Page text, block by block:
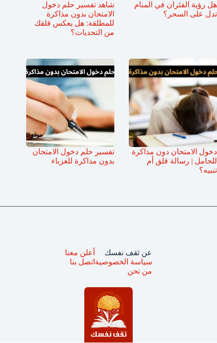
هل رؤية الفئران في المنام
تدل على السحر؟
شاهد تفسير حلم دخول
الامتحان بدون مذاكرة
للمطلقة: هل يعكس قلقك
من التحديات؟
دخول الامتحان دون مذاكرة
للحامل | رسالة قلق أم
تنبيه؟
تفسير حلم دخول الامتحان
بدون مذاكرة للعزباء
عن ثقف نفسك
سياسة الخصوصية
من نحن
أعلن معنا
اتصل بنا